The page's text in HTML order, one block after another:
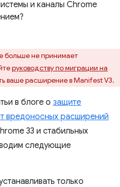
и каналы Chrome
больше не принимает
руководству по миграции на
ваше расширение в Manifest V3.
в блоге о защите
вредоносных расширений
33 и стабильных
следующие
только